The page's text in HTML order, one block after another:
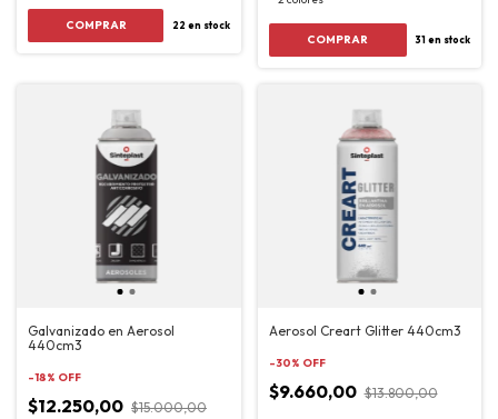
22en stock
COMPRAR 31en stock
Galvanizado en Aerosol
440cm3
-18% OFF
$12.250,00 $15.000,00
Aerosol Creart Glitter 440cm3
-30% OFF
$9.660,00 $13.800,00